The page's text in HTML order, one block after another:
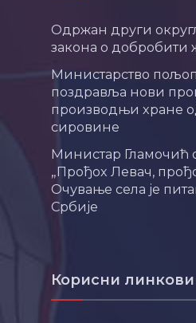
Одржан други
закона о добробити
Министарство
поздравља нови
производњи хране
сировине
Министар Гламочић
„Прођох Левач,
Очување села је
Србије
Корисни линкови